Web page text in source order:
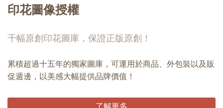
印花圖像授權
千幅原創印花圖庫，保證正版原創！
累積超過十五年的獨家圖庫，可運用於商品、外包裝以及販
促週邊，以美感大幅提供品牌價值！
了解更多